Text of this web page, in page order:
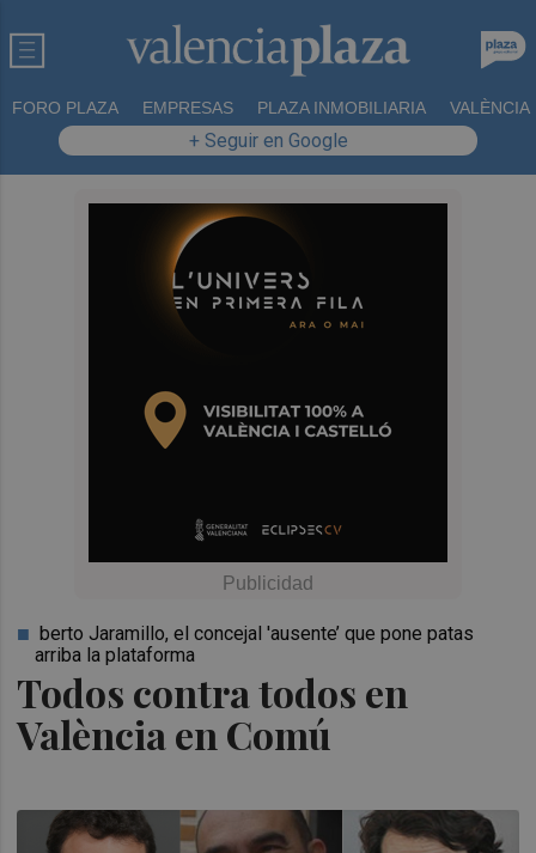
FORO PLAZA EMPRESAS PLAZA INMOBILIARIA VALÈNCIA
+ Seguir en Google
Todos contra todos en
València en Comú
berto Jaramillo, el concejal 'ausente’ que pone patas
arriba la plataforma